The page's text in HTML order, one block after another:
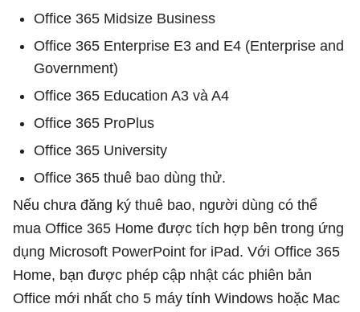
Office 365 Midsize Business
Office 365 Enterprise E3 and E4 (Enterprise and
Government)
Office 365 Education A3 và A4
Office 365 ProPlus
Office 365 University
Office 365 thuê bao dùng thử.
Nếu chưa đăng ký thuê bao, người dùng có thể
mua Office 365 Home được tích hợp bên trong ứng
dụng Microsoft PowerPoint for iPad. Với Office 365
Home, bạn được phép cập nhật các phiên bản
Office mới nhất cho 5 máy tính Windows hoặc Mac